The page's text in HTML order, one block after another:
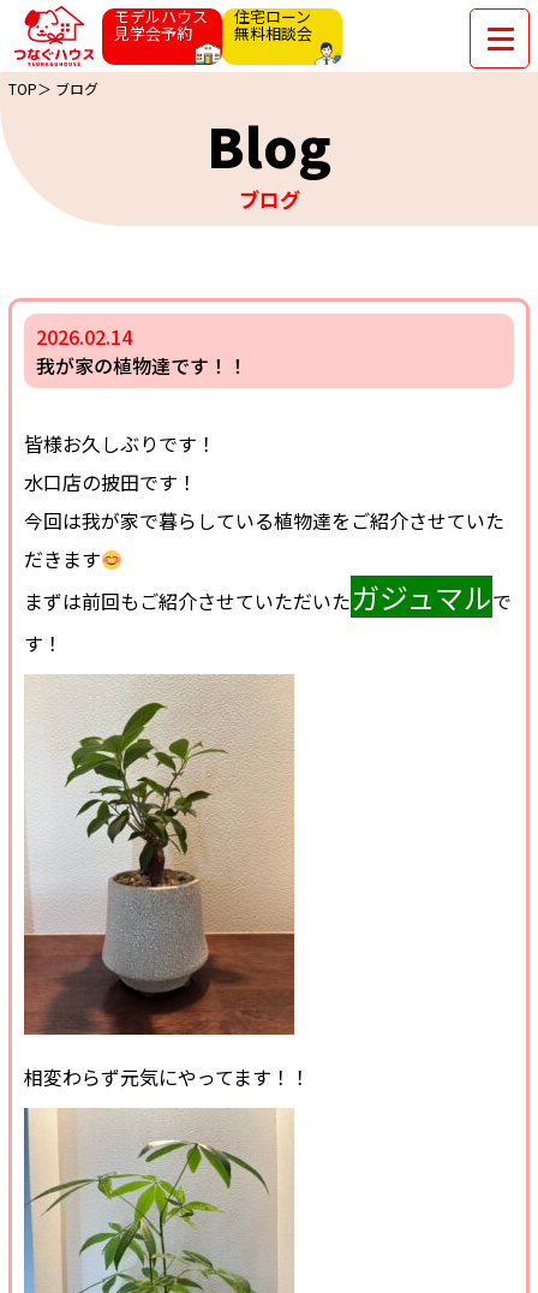
モデルハウス
見学会予約
住宅ローン
無料相談会
TOP＞ ブログ
Blog
ブログ
2026.02.14
我が家の植物達です！！
皆様お久しぶりです！
水口店の披田です！
今回は我が家で暮らしている植物達をご紹介させていた
だきます
まずは前回もご紹介させていただいたガジュマルで
す！
相変わらず元気にやってます！！